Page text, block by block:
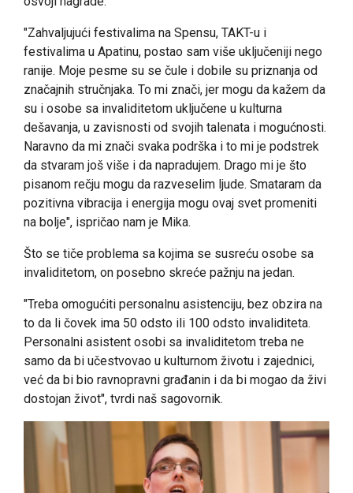
"Zahvaljujući festivalima na Spensu, TAKT-u i
festivalima u Apatinu, postao sam više uključeniji nego
ranije. Moje pesme su se čule i dobile su priznanja od
značajnih stručnjaka. To mi znači, jer mogu da kažem da
su i osobe sa invaliditetom uključene u kulturna
dešavanja, u zavisnosti od svojih talenata i mogućnosti.
Naravno da mi znači svaka podrška i to mi je podstrek
da stvaram još više i da napradujem. Drago mi je što
pisanom rečju mogu da razveselim ljude. Smataram da
pozitivna vibracija i energija mogu ovaj svet promeniti
na bolje", ispričao nam je Mika.
Što se tiče problema sa kojima se susreću osobe sa
invaliditetom, on posebno skreće pažnju na jedan.
"Treba omogućiti personalnu asistenciju, bez obzira na
to da li čovek ima 50 odsto ili 100 odsto invaliditeta.
Personalni asistent osobi sa invaliditetom treba ne
samo da bi učestvovao u kulturnom životu i zajednici,
već da bi bio ravnopravni građanin i da bi mogao da živi
dostojan život", tvrdi naš sagovornik.